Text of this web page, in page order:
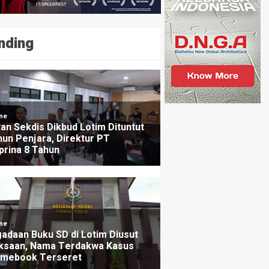
dan Pemkot Mataram Bagikan Ribuan Bendera
Masyarakat
lalu